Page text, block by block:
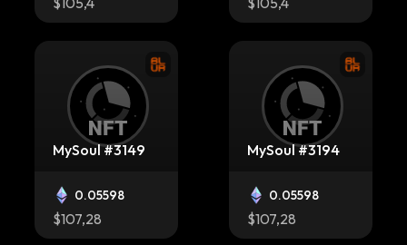
MySoul #3149
0.05598
$107,28
MySoul #3194
0.05598
$107,28